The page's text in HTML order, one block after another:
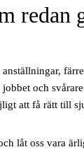
redan
och
att få rätt till
låt oss vara